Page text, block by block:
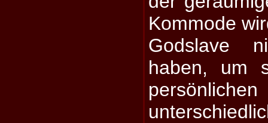
Kommode
Godslave
haben, um